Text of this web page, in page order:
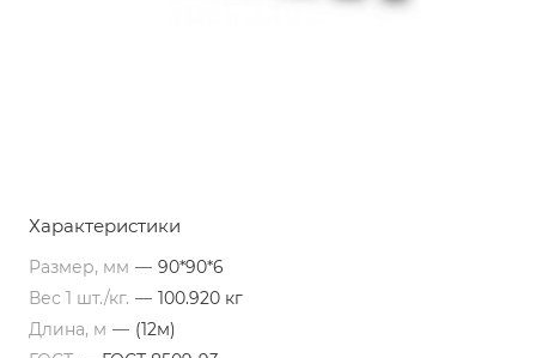
Характеристики
Размер, мм — 90*90*6
Вес 1 шт./кг. — 100.920 кг
Длина, м — (12м)